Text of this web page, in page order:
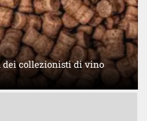
dei collezionisti di vino